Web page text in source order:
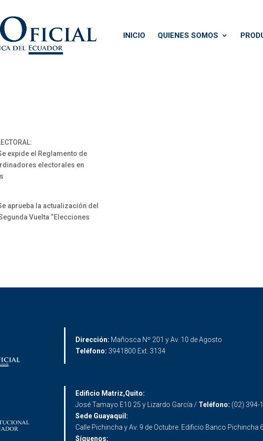
INICIO QUIENES SOMOS
expide el Reglamento de
electorales en
aprueba la actualización del
Vuelta “Elecciones
Dirección: Mañosca Nº 201 y Av. 10 de Agosto
Teléfono: 3941800 Ext. 3134
Edificio Matriz,Quito:
José Tamayo E10 25 y Lizardo García / Teléfono: (02) 394-
Sede Guayaquil:
Calle Pichincha y Av. 9 de Octubre. Edificio Banco Pichincha
Síguenos: